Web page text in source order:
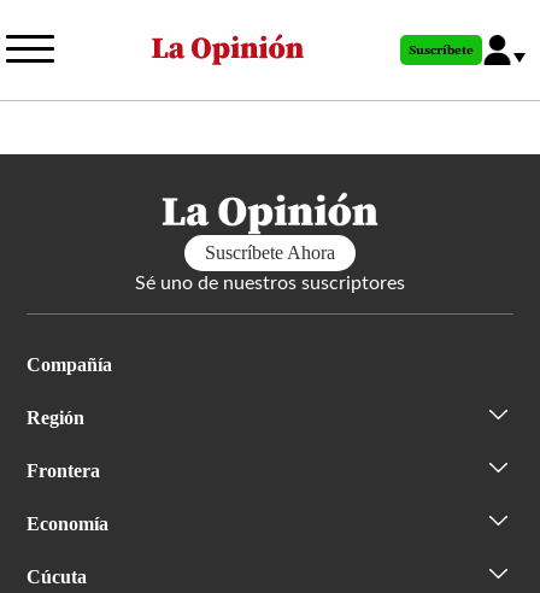
al
principal
Suscríbete
Suscríbete Ahora
Sé uno de nuestros suscriptores
Compañía
Región
Frontera
Economía
Cúcuta